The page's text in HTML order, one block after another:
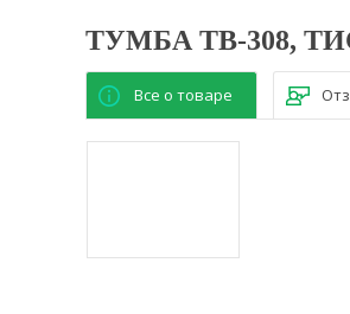
ТУМБА ТВ-308,
Все о товаре